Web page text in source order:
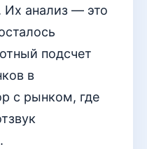
Их анализ — это
подсчет
в
с рынком, где